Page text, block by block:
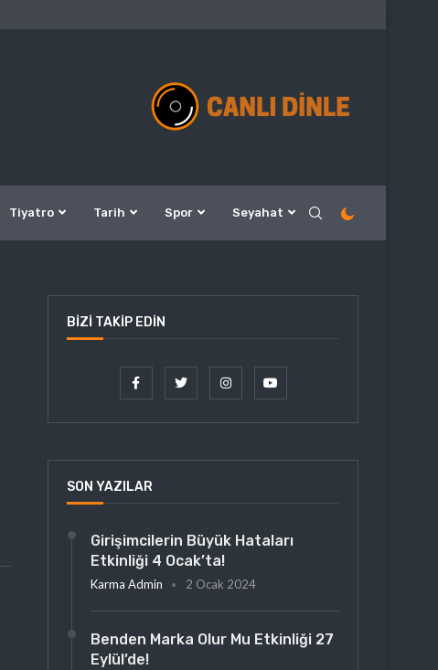
Tiyatro Tarih Spor Seyahat
BIZI TAKIP EDIN
SON YAZILAR
Girişimcilerin Büyük Hataları
Etkinliği 4 Ocak’ta!
Karma Admin 2 Ocak 2024
Benden Marka Olur Mu Etkinliği 27
Eylül’de!